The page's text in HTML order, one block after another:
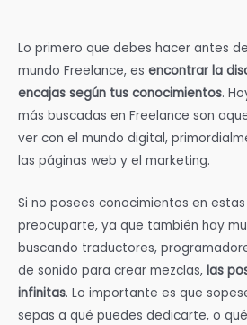
Lo primero que debes hacer antes
mundo Freelance, es encontrar la
encajas según tus conocimientos.
más buscadas en Freelance son
ver con el mundo digital,
las páginas web y el marketing.
Si no posees conocimientos en
preocuparte, ya que también hay
buscando traductores,
de sonido para crear mezclas, las
infinitas. Lo importante es que
sepas a qué puedes dedicarte, o